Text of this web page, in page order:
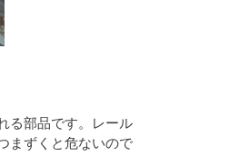
る部品です。レール
まずくと危ないので